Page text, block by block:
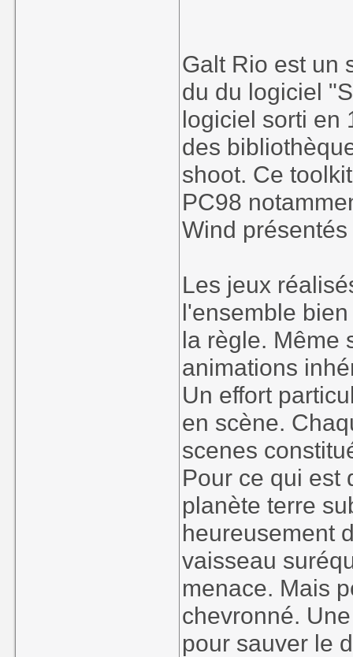
Galt Rio est un
du du logiciel
logiciel sorti en
des
shoot. Ce
PC98
Wind
Les jeux
l'ensemble
la règle. Même
animations
Un effort
en scène.
scenes
Pour ce qui est
planète terre
heureusement
vaisseau
menace. Mais
chevronné.
pour sauver le